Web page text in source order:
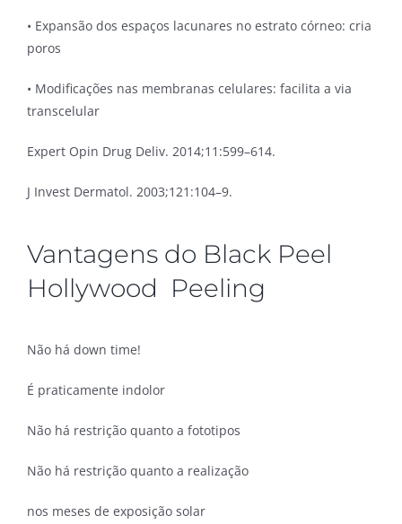
• Expansão dos espaços lacunares no estrato córneo: cria
poros
• Modificações nas membranas celulares: facilita a via
transcelular
Expert Opin Drug Deliv. 2014;11:599–614.
J Invest Dermatol. 2003;121:104–9.
Vantagens do Black Peel
Hollywood Peeling
Não há down time!
É praticamente indolor
Não há restrição quanto a fototipos
Não há restrição quanto a realização
nos meses de exposição solar